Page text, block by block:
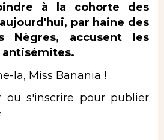
à la cohorte des
par haine des
Nègres, accusent les
la, Miss Banania !
ou s'inscrire pour publier